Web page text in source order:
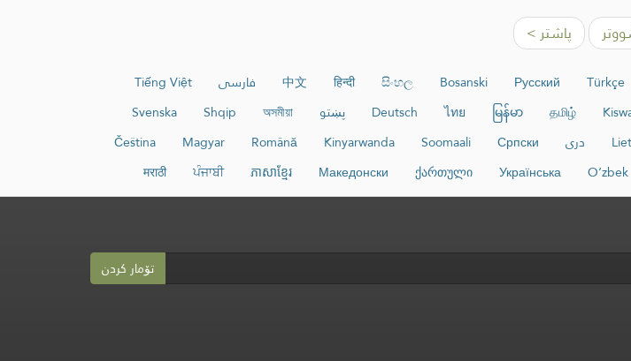
پاشتر >
Türkçe
Русский
Bosanski
සිංහල
हिन्दी
中文 فارسی
Tiếng Việt
தமிழ்
မြန်မာ
ไทย
Deutsch پښتو অসমীয়া
Shqip
Svenska
دری Српски
Soomaali
Kinyarwanda
Română
Magyar
Čeština
O‘zbek
Українська
ქართული
Македонски
ភាសាខ្មែរ
ਪੰਜਾਬੀ
मराठी
تۆمار کردن